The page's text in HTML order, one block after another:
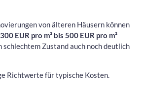
von älteren Häusern können
300 EUR pro m² bis 500 EUR pro m²
schlechtem Zustand auch noch deutlich
Richtwerte für typische Kosten.